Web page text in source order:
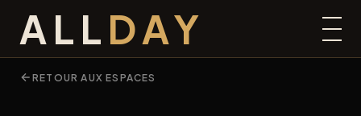
ALLDAY
RETOUR AUX ESPACES